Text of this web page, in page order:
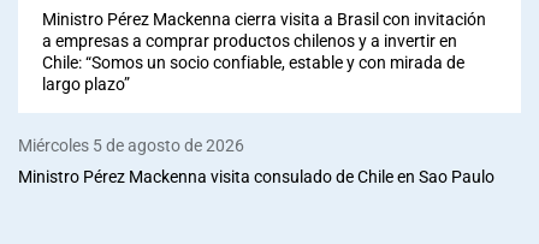
Ministro Pérez Mackenna cierra visita a Brasil con invitación
a empresas a comprar productos chilenos y a invertir en
Chile: “Somos un socio confiable, estable y con mirada de
largo plazo”
Miércoles 5 de agosto de 2026
Ministro Pérez Mackenna visita consulado de Chile en Sao Paulo